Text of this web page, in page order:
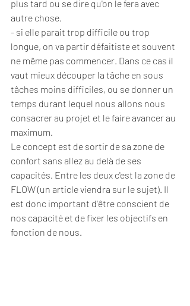
plus tard ou se dire qu'on le fera avec
autre chose.
- si elle parait trop difficile ou trop
longue, on va partir défaitiste et souvent
ne même pas commencer. Dans ce cas il
vaut mieux découper la tâche en sous
tâches moins difficiles, ou se donner un
temps durant lequel nous allons nous
consacrer au projet et le faire avancer au
maximum.
Le concept est de sortir de sa zone de
confort sans allez au delà de ses
capacités. Entre les deux c'est la zone de
FLOW (un article viendra sur le sujet). Il
est donc important d'être conscient de
nos capacité et de fixer les objectifs en
fonction de nous.